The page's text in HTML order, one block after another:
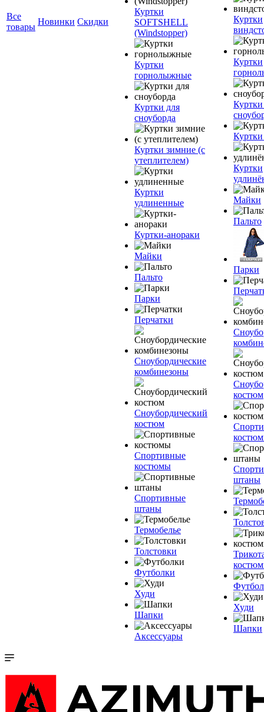
Все
товары
Новинки Скидки
Куртки
SOFTSHELL
(Windstopper)
Куртки
горнолыжные
Куртки для
сноуборда
Куртки зимние (с
утеплителем)
Куртки
удлиненные
Куртки-анораки
Майки
Пальто
Парки
Перчатки
Сноубордические
комбинезоны
Сноубордический
костюм
Спортивные
костюмы
Спортивные
штаны
Термобелье
Толстовки
Футболки
Худи
Шапки
Аксессуары
Куртки
Куртки
Куртки
Куртки
Майки
Пальто
Парки
костюм
штаны
Худи
Шапки